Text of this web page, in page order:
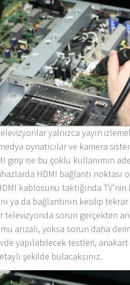
yalnızca yayın
oynatıcılar ve kamera
girişi ise bu çoklu kullanımın
HDMI bağlantı noktası
kablosunu taktığında
ya da bağlantının kesilip
televizyonda sorun gerçekten
arızalı, yoksa sorun daha
yapılabilecek testleri, anakart
şekilde bulacaksınız.